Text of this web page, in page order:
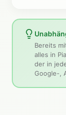
Bereits
alles in
der in
Google-,